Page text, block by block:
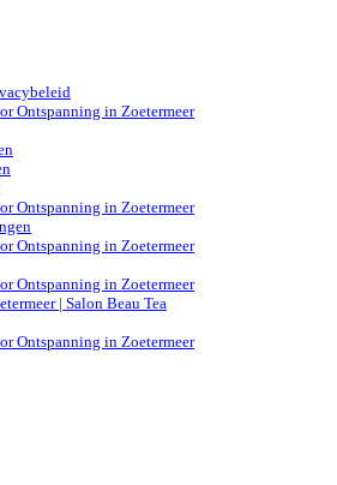
Ontspanning in Zoetermeer
Ontspanning in Zoetermeer
Ontspanning in Zoetermeer
Ontspanning in Zoetermeer
| Salon Beau Tea
Ontspanning in Zoetermeer